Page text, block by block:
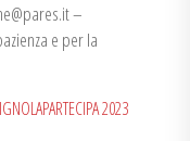
–
e per la
2023